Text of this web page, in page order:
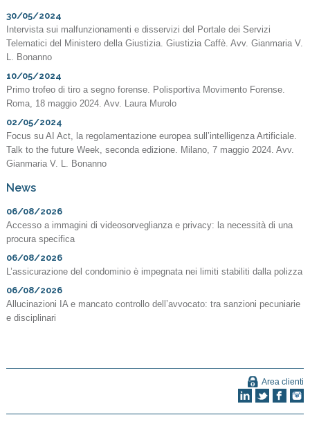
30/05/2024
Intervista sui malfunzionamenti e disservizi del Portale dei Servizi
Telematici del Ministero della Giustizia. Giustizia Caffè. Avv. Gianmaria V.
L. Bonanno
10/05/2024
Primo trofeo di tiro a segno forense. Polisportiva Movimento Forense.
Roma, 18 maggio 2024. Avv. Laura Murolo
02/05/2024
Focus su AI Act, la regolamentazione europea sull’intelligenza Artificiale.
Talk to the future Week, seconda edizione. Milano, 7 maggio 2024. Avv.
Gianmaria V. L. Bonanno
News
06/08/2026
Accesso a immagini di videosorveglianza e privacy: la necessità di una
procura specifica
06/08/2026
L’assicurazione del condominio è impegnata nei limiti stabiliti dalla polizza
06/08/2026
Allucinazioni IA e mancato controllo dell’avvocato: tra sanzioni pecuniarie
e disciplinari
Area clienti